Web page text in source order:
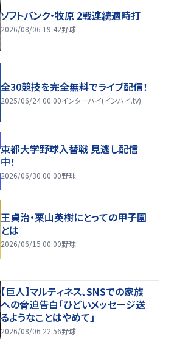
ソフトバンク・牧原 2戦連続適時打
2026/08/06 19:42野球
全30競技を完全無料でライブ配信！
2025/06/24 00:00インターハイ(インハイ.tv)
東都大学野球入替戦 見逃し配信
中！
2026/06/30 00:00野球
王貞治・栗山英樹にとっての甲子園
とは
2026/06/15 00:00野球
【巨人】マルティネス、SNSでの家族
への脅迫告白「ひどいメッセージ送
るようなことはやめて」
2026/08/06 22:56野球